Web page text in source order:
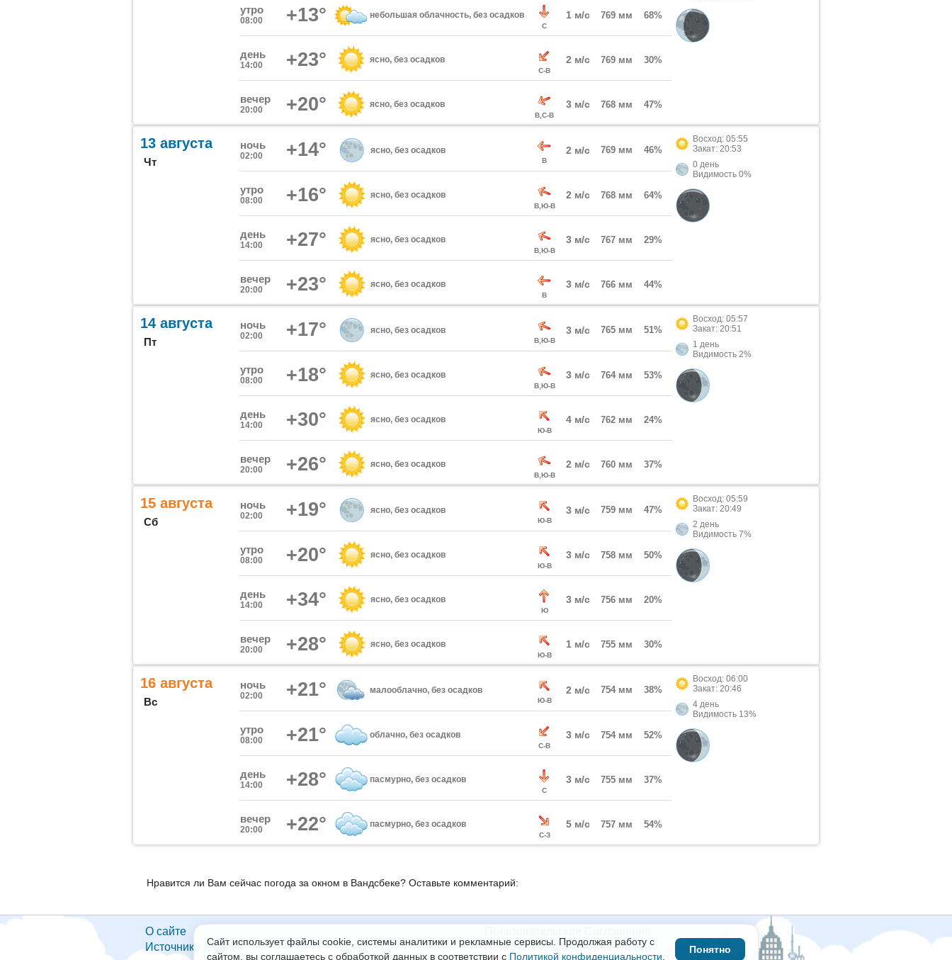
утро
08:00 +13° небольшая облачность, без осадков
С
1 м/с 769 мм 68%
день
14:00 +23° ясно, без осадков
С-В
2 м/с 769 мм 30%
вечер
20:00 +20° ясно, без осадков
В,С-В
3 м/с 768 мм 47%
13 августа
Чт
ночь
02:00 +14° ясно, без осадков
В
2 м/с 769 мм 46%
утро
08:00 +16° ясно, без осадков
В,Ю-В
2 м/с 768 мм 64%
день
14:00 +27° ясно, без осадков
В,Ю-В
3 м/с 767 мм 29%
вечер
20:00 +23° ясно, без осадков
В
3 м/с 766 мм 44%
Восход: 05:55
Закат: 20:53
0 день
Видимость 0%
14 августа
Пт
ночь
02:00 +17° ясно, без осадков
В,Ю-В
3 м/с 765 мм 51%
утро
08:00 +18° ясно, без осадков
В,Ю-В
3 м/с 764 мм 53%
день
14:00 +30° ясно, без осадков
Ю-В
4 м/с 762 мм 24%
вечер
20:00 +26° ясно, без осадков
В,Ю-В
2 м/с 760 мм 37%
Восход: 05:57
Закат: 20:51
1 день
Видимость 2%
15 августа
Сб
ночь
02:00 +19° ясно, без осадков
Ю-В
3 м/с 759 мм 47%
утро
08:00 +20° ясно, без осадков
Ю-В
3 м/с 758 мм 50%
день
14:00 +34° ясно, без осадков
Ю
3 м/с 756 мм 20%
вечер
20:00 +28° ясно, без осадков
Ю-В
1 м/с 755 мм 30%
Восход: 05:59
Закат: 20:49
2 день
Видимость 7%
16 августа
Вс
ночь
02:00 +21° малооблачно, без осадков
Ю-В
2 м/с 754 мм 38%
утро
08:00 +21° облачно, без осадков
С-В
3 м/с 754 мм 52%
день
14:00 +28° пасмурно, без осадков
С
3 м/с 755 мм 37%
вечер
20:00 +22° пасмурно, без осадков
С-З
5 м/с 757 мм 54%
Восход: 06:00
Закат: 20:46
4 день
Видимость 13%
Нравится ли Вам сейчас погода за окном в Вандсбеке? Оставьте комментарий:
О сайте
Источники данных
Политика конфиденциальности
Сайт использует файлы cookie, системы аналитики и рекламные сервисы. Продолжая работу с
сайтом, вы соглашаетесь с обработкой данных в соответствии с Политикой конфиденциальности
Понятно